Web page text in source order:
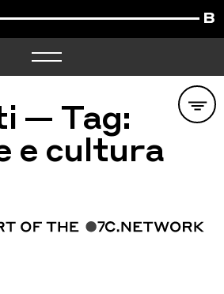
— Tag:
e cultura